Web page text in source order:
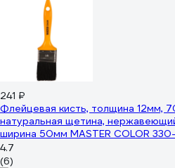
241 ₽
Флейцевая кисть, толщина 12мм,
натуральная щетина,
ширина 50мм МASTER COLOR
4.7
(6)